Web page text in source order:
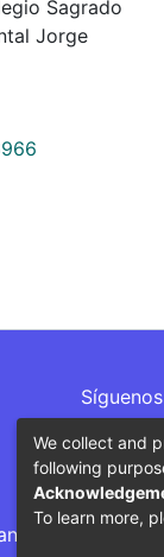
Sagrado
Jorge
Síguenos
por parte
We collect and
following
To learn more,